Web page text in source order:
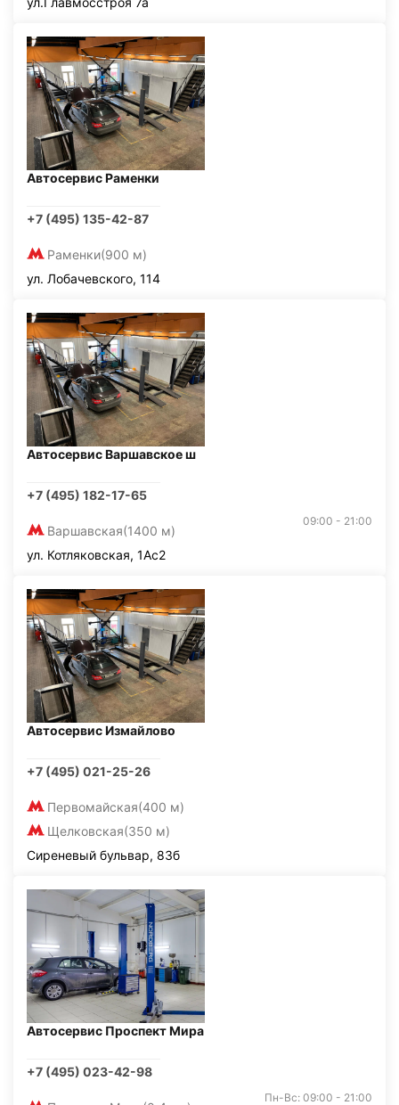
Автосервис Раменки
+7 (495) 135-42-87
Раменки(900 м)
ул. Лобачевского, 114
Автосервис Варшавское ш
+7 (495) 182-17-65
Варшавская(1400 м)
09:00 - 21:00
ул. Котляковская, 1Ас2
Автосервис Измайлово
+7 (495) 021-25-26
Первомайская(400 м)
Щелковская(350 м)
Сиреневый бульвар, 83б
Автосервис Проспект Мира
+7 (495) 023-42-98
Пн-Вс: 09:00 - 21:00